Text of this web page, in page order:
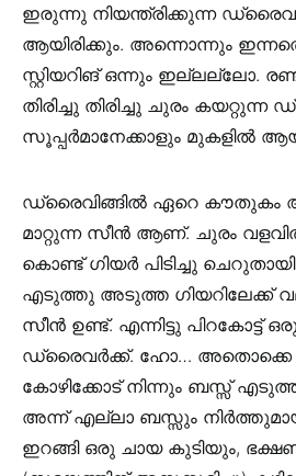
ഇരുന്നു നിയന്ത്രിക്കുന്ന
ആയിരിക്കും. അന്നൊന്നും
സ്റ്റിയറിങ് ഒന്നും ഇല്ലല്ലോ.
തിരിച്ചു തിരിച്ചു ചുരം
സൂപ്പർമാനേക്കാളും മുകളിൽ
ഡ്രൈവിങ്ങിൽ ഏറെ കൗതുകം
മാറ്റുന്ന സീൻ ആണ്. ചുരം
കൊണ്ട് ഗിയർ പിടിച്ചു
എടുത്തു അടുത്ത ഗിയറിലേക്ക്
സീൻ ഉണ്ട്. എന്നിട്ടു പിറകോട്ട്
ഡ്രൈവർക്ക്. ഹോ… അതൊക്കെ
കോഴിക്കോട് നിന്നും ബസ്സ്
അന്ന് എല്ലാ ബസ്സും
ഇറങ്ങി ഒരു ചായ കുടിയും,